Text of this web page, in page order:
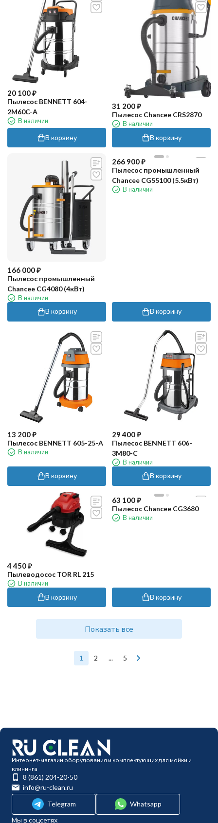
20 100₽
Пылесос BENNETT 604-
2M60C-A
В наличии
В корзину
31 200₽
Пылесос Chancee CRS2870
В наличии
В корзину
166 000₽
Пылесос промышленный
Chancee CG4080 (4кВт)
В наличии
В корзину
266 900₽
Пылесос промышленный
Chancee CG55100 (5.5кВт)
В наличии
В корзину
13 200₽
Пылесос BENNETT 605-25-A
В наличии
В корзину
29 400₽
Пылесос BENNETT 606-
3M80-C
В наличии
В корзину
4 450₽
Пылеводосос TOR RL 215
В наличии
В корзину
63 100₽
Пылесос Chancee CG3680
В наличии
В корзину
Показать все
1 2 ... 5
Интернет-магазин оборудования и комплектующих для мойки и
клининга
8 (861) 204-20-50
info@ru-clean.ru
Telegram
Whatsapp
Мы в соцсетях